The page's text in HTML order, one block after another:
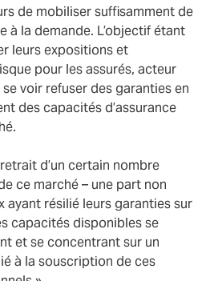
de mobiliser suffisamment de
à la demande. L’objectif étant
leurs expositions et
pour les assurés, acteur
voir refuser des garanties en
des capacités d’assurance
d’un certain nombre
ce marché – une part non
ayant résilié leurs garanties sur
capacités disponibles se
et se concentrant sur un
à la souscription de ces